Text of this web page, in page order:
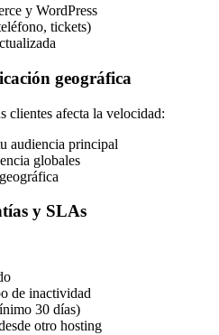
y WordPress
tickets)
geográfica
clientes afecta la velocidad:
audiencia principal
globales
y SLAs
de inactividad
30 días)
otro hosting